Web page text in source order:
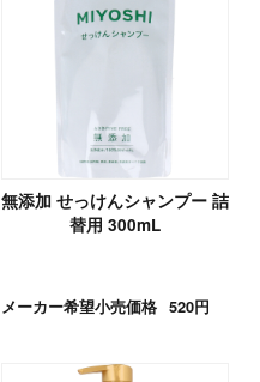
無添加 せっけんシャンプー 詰
替用 300mL
メーカー希望小売価格 520円